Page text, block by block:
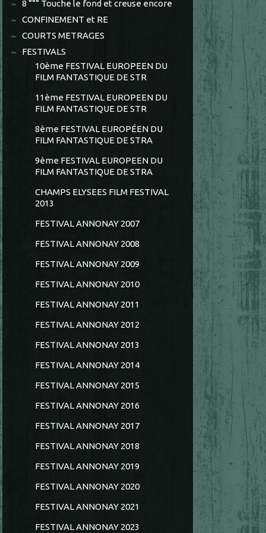
8 °°° Touche le fond et creuse encore
CONFINEMENT et RE
COURTS METRAGES
FESTIVALS
10ème FESTIVAL EUROPEEN DU
FILM FANTASTIQUE DE STR
11ème FESTIVAL EUROPEEN DU
FILM FANTASTIQUE DE STR
8ème FESTIVAL EUROPÉEN DU
FILM FANTASTIQUE DE STRA
9ème FESTIVAL EUROPEEN DU
FILM FANTASTIQUE DE STRA
CHAMPS ELYSEES FILM FESTIVAL
2013
FESTIVAL ANNONAY 2007
FESTIVAL ANNONAY 2008
FESTIVAL ANNONAY 2009
FESTIVAL ANNONAY 2010
FESTIVAL ANNONAY 2011
FESTIVAL ANNONAY 2012
FESTIVAL ANNONAY 2013
FESTIVAL ANNONAY 2014
FESTIVAL ANNONAY 2015
FESTIVAL ANNONAY 2016
FESTIVAL ANNONAY 2017
FESTIVAL ANNONAY 2018
FESTIVAL ANNONAY 2019
FESTIVAL ANNONAY 2020
FESTIVAL ANNONAY 2021
FESTIVAL ANNONAY 2023